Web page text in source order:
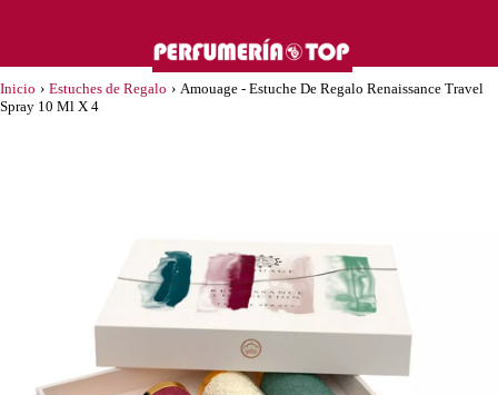
Inicio › Estuches de Regalo › Amouage - Estuche De Regalo Renaissance Travel
Spray 10 Ml X 4